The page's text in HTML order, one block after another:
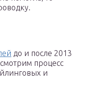
до и после 2013
процесс
и